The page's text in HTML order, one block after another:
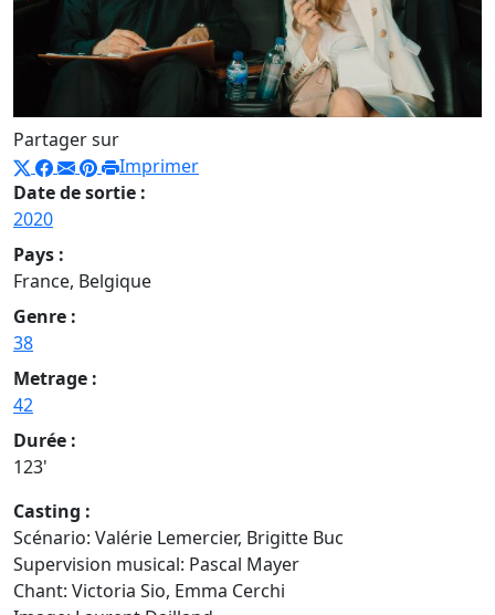
Partager sur
Imprimer
Date de sortie :
2020
Pays :
France, Belgique
Genre :
38
Metrage :
42
Durée :
123'
Casting :
Scénario: Valérie Lemercier, Brigitte Buc
Supervision musical: Pascal Mayer
Chant: Victoria Sio, Emma Cerchi